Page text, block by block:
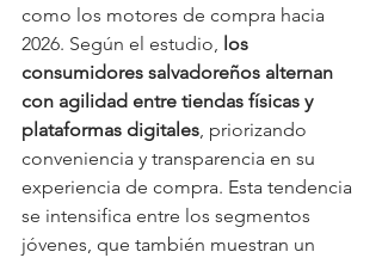
como los motores de compra hacia
2026. Según el estudio, los
consumidores salvadoreños alternan
con agilidad entre tiendas físicas y
plataformas digitales, priorizando
conveniencia y transparencia en su
experiencia de compra. Esta tendencia
se intensifica entre los segmentos
jóvenes, que también muestran un